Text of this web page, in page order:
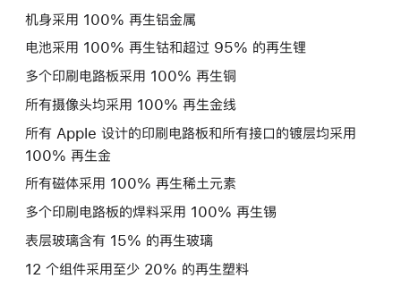
机身采用 100% 再生铝金属
电池采用 100% 再生钴和超过 95% 的再生锂
多个印刷电路板采用 100% 再生铜
所有摄像头均采用 100% 再生金线
所有 Apple 设计的印刷电路板和所有接口的镀层均采用
100% 再生金
所有磁体采用 100% 再生稀土元素
多个印刷电路板的焊料采用 100% 再生锡
表层玻璃含有 15% 的再生玻璃
12 个组件采用至少 20% 的再生塑料